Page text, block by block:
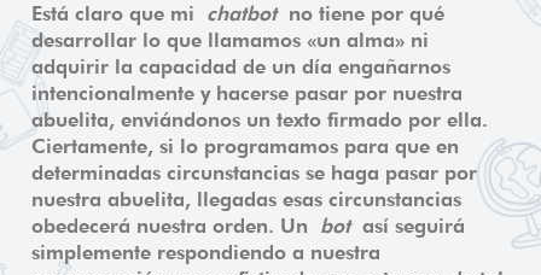
Está claro que mi chatbotno tiene por qué
desarrollar lo que llamamos «un alma» ni
adquirir la capacidad de un día engañarnos
intencionalmente y hacerse pasar por nuestra
abuelita, enviándonos un texto firmado por ella.
Ciertamente, si lo programamos para que en
determinadas circunstancias se haga pasar por
nuestra abuelita, llegadas esas circunstancias
obedecerá nuestra orden. Un botasí seguirá
simplemente respondiendo a nuestra